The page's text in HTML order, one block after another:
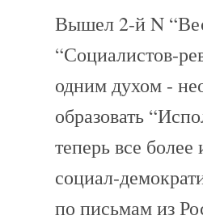
Вышел 2-й N
“Социалистов-
одним духом -
образовать
теперь все
социал-
по письмам из